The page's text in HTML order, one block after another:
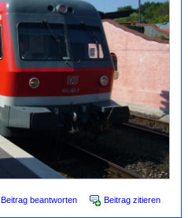
Beitrag beantworten Beitrag zitieren